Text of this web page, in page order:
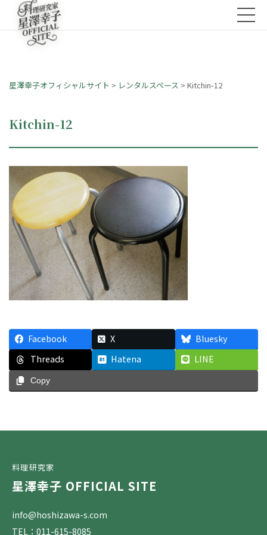
星澤幸子オフィシャルサイト > レンタルスペース > Kitchin-12
Kitchin-12
Facebook X
Bluesky
Threads
Hatena LINE
Copy
料理研究家
星澤幸子 OFFICIAL SITE
info@hoshizawa-s.com
TEL：011-615-8085